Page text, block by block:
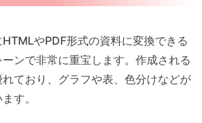
やPDF形式の資料に変換できる
ンで非常に重宝します。作成される
ており、グラフや表、色分けなどが
す。